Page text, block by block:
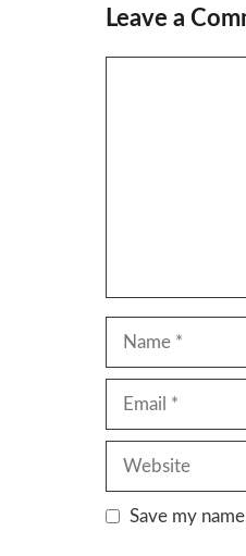
Leave a
Save my